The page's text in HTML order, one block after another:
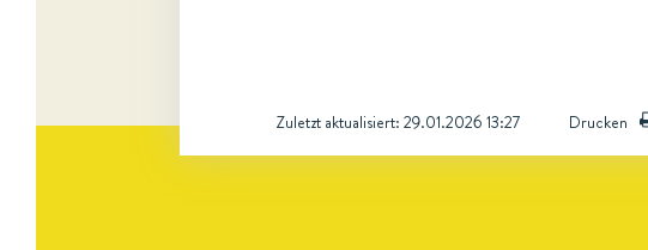
Zuletzt aktualisiert: 29.01.2026 13:27 Drucken